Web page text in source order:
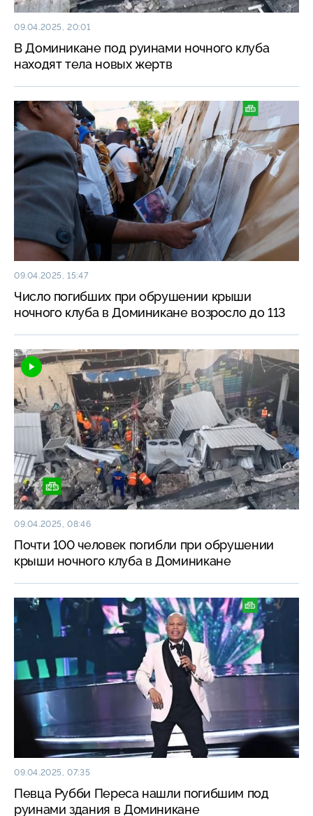
09.04.2025, 20:01
В Доминикане под руинами ночного клуба
находят тела новых жертв
09.04.2025, 15:47
Число погибших при обрушении крыши
ночного клуба в Доминикане возросло до 113
09.04.2025, 08:46
Почти 100 человек погибли при обрушении
крыши ночного клуба в Доминикане
09.04.2025, 07:35
Певца Рубби Переса нашли погибшим под
руинами здания в Доминикане